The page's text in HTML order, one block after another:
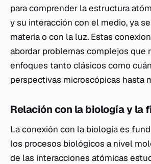
para comprender la estructura
y su interacción con el medio, ya
materia o con la luz. Estas
abordar problemas complejos que
enfoques tanto clásicos como
perspectivas microscópicas hasta
Relación con la biología y la
La conexión con la biología es
los procesos biológicos a nivel
de las interacciones atómicas